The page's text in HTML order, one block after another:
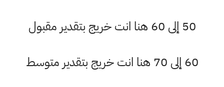
50 إلى 60 هنا انت خريج بتقدير مقبول
60 إلى 70 هنا انت خريج بتقدير متوسط